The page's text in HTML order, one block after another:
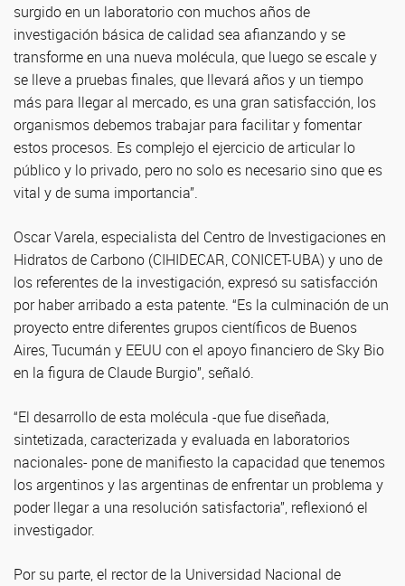
surgido en un laboratorio con muchos años de
investigación básica de calidad sea afianzando y se
transforme en una nueva molécula, que luego se escale y
se lleve a pruebas finales, que llevará años y un tiempo
más para llegar al mercado, es una gran satisfacción, los
organismos debemos trabajar para facilitar y fomentar
estos procesos. Es complejo el ejercicio de articular lo
público y lo privado, pero no solo es necesario sino que es
vital y de suma importancia”.
Oscar Varela, especialista del Centro de Investigaciones en
Hidratos de Carbono (CIHIDECAR, CONICET-UBA) y uno de
los referentes de la investigación, expresó su satisfacción
por haber arribado a esta patente. “Es la culminación de un
proyecto entre diferentes grupos científicos de Buenos
Aires, Tucumán y EEUU con el apoyo financiero de Sky Bio
en la figura de Claude Burgio”, señaló.
“El desarrollo de esta molécula -que fue diseñada,
sintetizada, caracterizada y evaluada en laboratorios
nacionales- pone de manifiesto la capacidad que tenemos
los argentinos y las argentinas de enfrentar un problema y
poder llegar a una resolución satisfactoria”, reflexionó el
investigador.
Por su parte, el rector de la Universidad Nacional de